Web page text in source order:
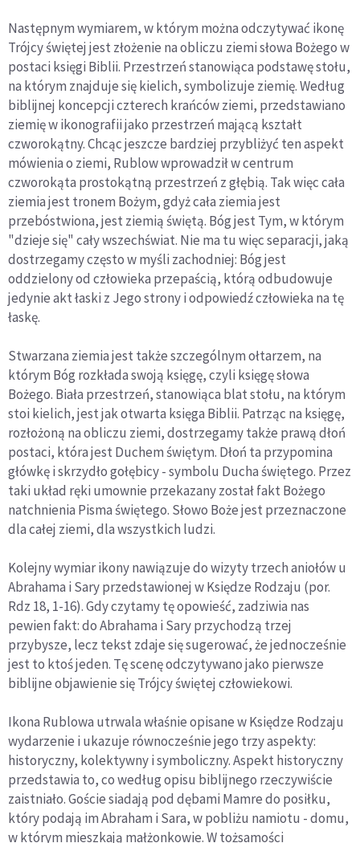
Następnym wymiarem, w którym można odczytywać ikonę
Trójcy świętej jest złożenie na obliczu ziemi słowa Bożego w
postaci księgi Biblii. Przestrzeń stanowiąca podstawę stołu,
na którym znajduje się kielich, symbolizuje ziemię. Według
biblijnej koncepcji czterech krańców ziemi, przedstawiano
ziemię w ikonografii jako przestrzeń mającą kształt
czworokątny. Chcąc jeszcze bardziej przybliżyć ten aspekt
mówienia o ziemi, Rublow wprowadził w centrum
czworokąta prostokątną przestrzeń z głębią. Tak więc cała
ziemia jest tronem Bożym, gdyż cała ziemia jest
przebóstwiona, jest ziemią świętą. Bóg jest Tym, w którym
"dzieje się" cały wszechświat. Nie ma tu więc separacji, jaką
dostrzegamy często w myśli zachodniej: Bóg jest
oddzielony od człowieka przepaścią, którą odbudowuje
jedynie akt łaski z Jego strony i odpowiedź człowieka na tę
łaskę.
Stwarzana ziemia jest także szczególnym ołtarzem, na
którym Bóg rozkłada swoją księgę, czyli księgę słowa
Bożego. Biała przestrzeń, stanowiąca blat stołu, na którym
stoi kielich, jest jak otwarta księga Biblii. Patrząc na księgę,
rozłożoną na obliczu ziemi, dostrzegamy także prawą dłoń
postaci, która jest Duchem świętym. Dłoń ta przypomina
główkę i skrzydło gołębicy - symbolu Ducha świętego. Przez
taki układ ręki umownie przekazany został fakt Bożego
natchnienia Pisma świętego. Słowo Boże jest przeznaczone
dla całej ziemi, dla wszystkich ludzi.
Kolejny wymiar ikony nawiązuje do wizyty trzech aniołów u
Abrahama i Sary przedstawionej w Księdze Rodzaju (por.
Rdz 18, 1-16). Gdy czytamy tę opowieść, zadziwia nas
pewien fakt: do Abrahama i Sary przychodzą trzej
przybysze, lecz tekst zdaje się sugerować, że jednocześnie
jest to ktoś jeden. Tę scenę odczytywano jako pierwsze
biblijne objawienie się Trójcy świętej człowiekowi.
Ikona Rublowa utrwala właśnie opisane w Księdze Rodzaju
wydarzenie i ukazuje równocześnie jego trzy aspekty:
historyczny, kolektywny i symboliczny. Aspekt historyczny
przedstawia to, co według opisu biblijnego rzeczywiście
zaistniało. Goście siadają pod dębami Mamre do posiłku,
który podają im Abraham i Sara, w pobliżu namiotu - domu,
w którym mieszkają małżonkowie. W tożsamości